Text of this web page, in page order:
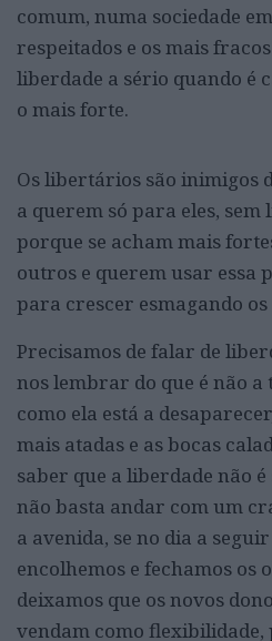
comum, numa sociedade
respeitados e os mais
liberdade a sério quando é
o mais forte.
Os libertários são inimigos
a querem só para eles, sem
porque se acham mais
outros e querem usar essa
para crescer esmagando
Precisamos de falar de
nos lembrar do que é não a
como ela está a
mais atadas e as bocas
saber que a liberdade não é
não basta andar com um
a avenida, se no dia a
encolhemos e fechamos os
deixamos que os novos
vendam como flexibilidade,